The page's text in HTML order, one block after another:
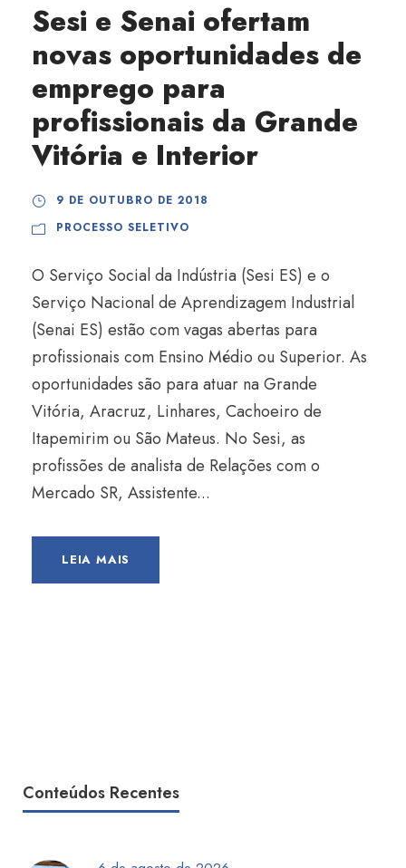
Sesi e Senai ofertam
novas oportunidades de
emprego para
profissionais da Grande
Vitória e Interior
9 DE OUTUBRO DE 2018
PROCESSO SELETIVO
O Serviço Social da Indústria (Sesi ES) e o
Serviço Nacional de Aprendizagem Industrial
(Senai ES) estão com vagas abertas para
profissionais com Ensino Médio ou Superior. As
oportunidades são para atuar na Grande
Vitória, Aracruz, Linhares, Cachoeiro de
Itapemirim ou São Mateus. No Sesi, as
profissões de analista de Relações com o
Mercado SR, Assistente...
LEIA MAIS
Conteúdos Recentes